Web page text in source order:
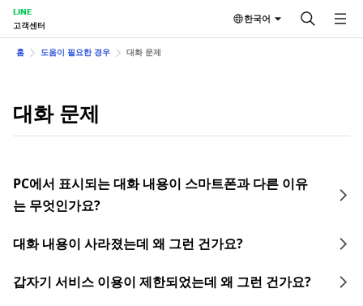
LINE
고객센터
한국어
홈 도움이 필요한 경우 대화 문제
대화 문제
PC에서 표시되는 대화 내용이 스마트폰과 다른 이유
는 무엇인가요?
대화 내용이 사라졌는데 왜 그런 건가요?
갑자기 서비스 이용이 제한되었는데 왜 그런 건가요?